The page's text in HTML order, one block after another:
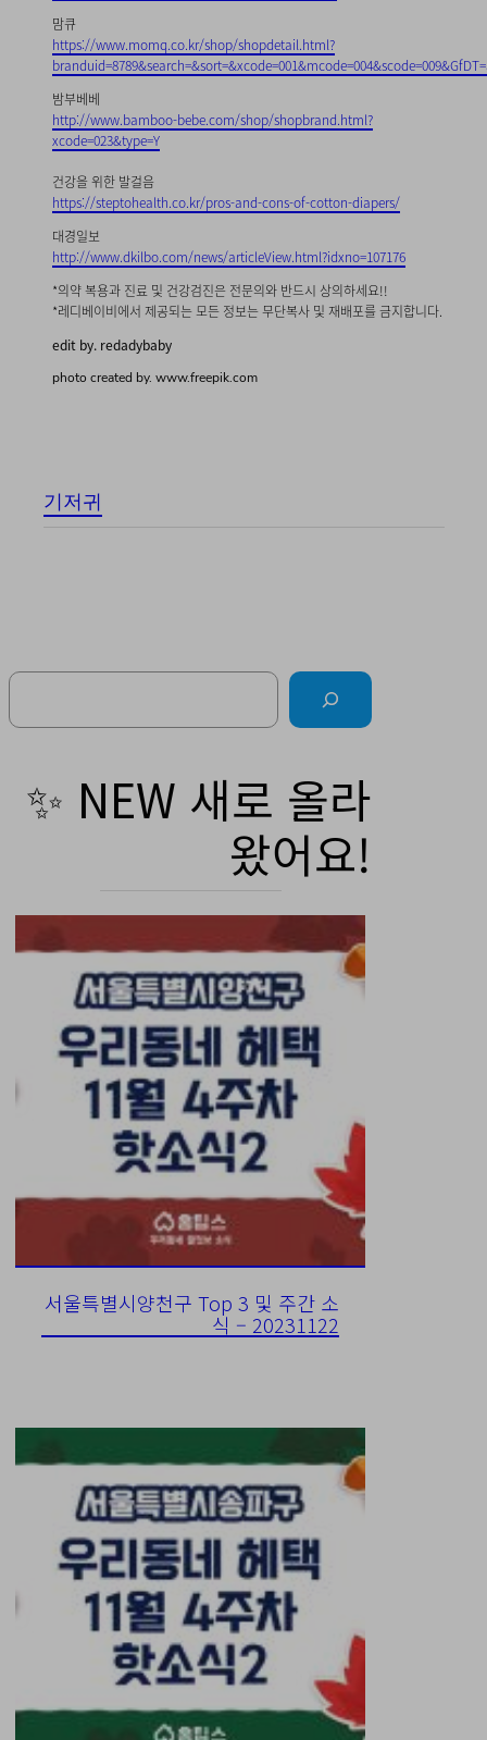
맘큐
https://www.momq.co.kr/shop/shopdetail.html?
밤부베베
http://www.bamboo-bebe.com/shop/shopbrand.html?
xcode=023&type=Y
건강을 위한 발걸음
https://steptohealth.co.kr/pros-and-cons-of-cotton-diapers/
대경일보
http://www.dkilbo.com/news/articleView.html?idxno=107176
*의약 복용과 진료 및 건강검진은 전문의와 반드시 상의하세요!!
*레디베이비에서 제공되는 모든 정보는 무단복사 및 재배포를 금지합니다.
edit by. redadybaby
photo created by. www.freepik.com
기저귀
Search
✨ NEW 새로 올라
왔어요!
서울특별시양천구 Top 3 및 주간 소
식 – 20231122